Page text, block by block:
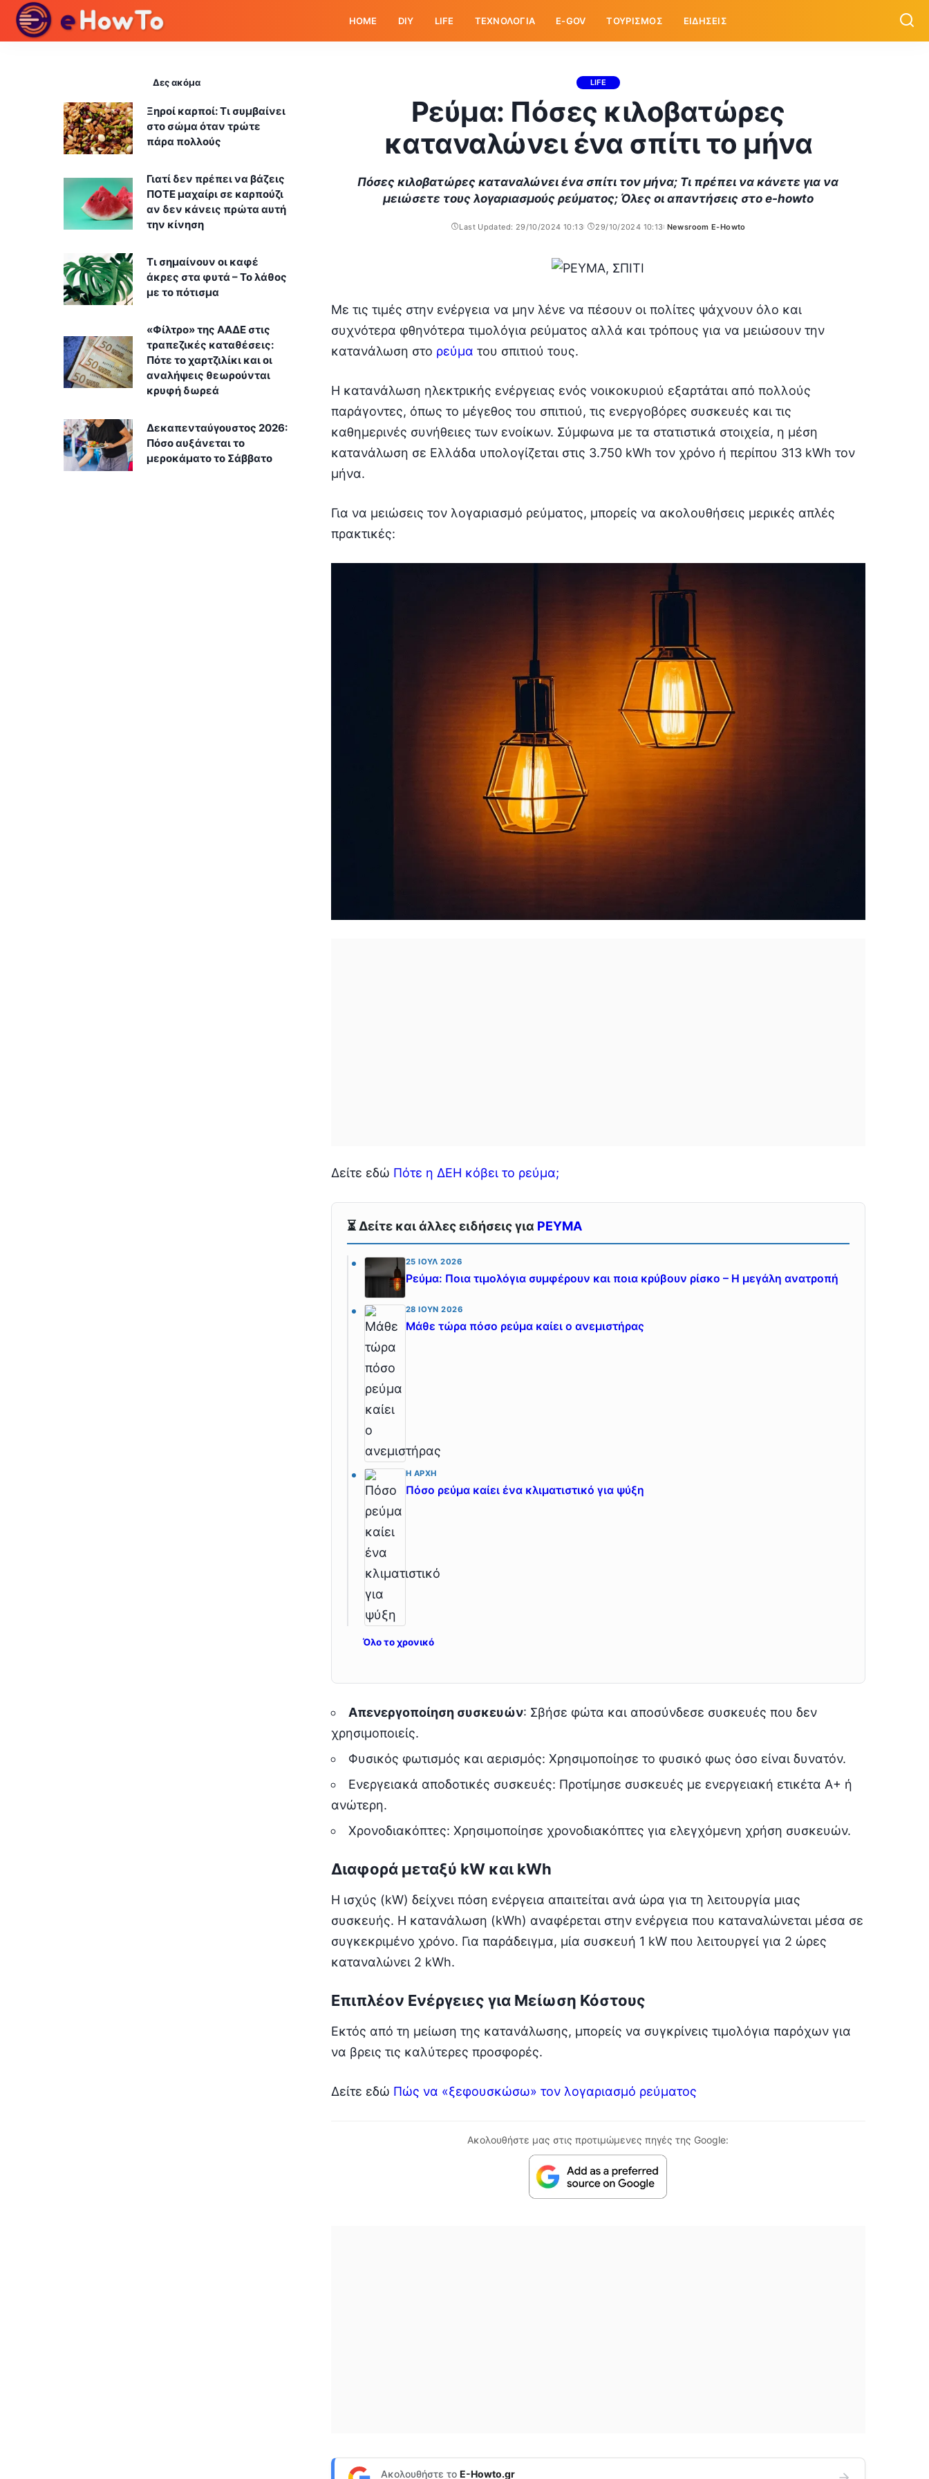
HOME DIY LIFE ΤΕΧΝΟΛΟΓΙΑ E-GOV ΤΟΥΡΙΣΜΟΣ ΕΙΔΗΣΕΙΣ
LIFE
Ρεύμα: Πόσες κιλοβατώρες
καταναλώνει ένα σπίτι το μήνα
Πόσες κιλοβατώρες καταναλώνει ένα σπίτι τον μήνα; Τι πρέπει να κάνετε για να
μειώσετε τους λογαριασμούς ρεύματος; Όλες οι απαντήσεις στο e-howto
Last Updated: 29/10/2024 10:13 29/10/2024 10:13
Posted
Newsroom E-Howto
Με τις τιμές στην ενέργεια να μην λένε να πέσουν οι πολίτες ψάχνουν όλο και
συχνότερα φθηνότερα τιμολόγια ρεύματος αλλά και τρόπους για να μειώσουν την
κατανάλωση στο ρεύμα του σπιτιού τους.
Η κατανάλωση ηλεκτρικής ενέργειας ενός νοικοκυριού εξαρτάται από πολλούς
παράγοντες, όπως το μέγεθος του σπιτιού, τις ενεργοβόρες συσκευές και τις
καθημερινές συνήθειες των ενοίκων. Σύμφωνα με τα στατιστικά στοιχεία, η μέση
κατανάλωση σε Ελλάδα υπολογίζεται στις 3.750 kWh τον χρόνο ή περίπου 313 kWh τον
μήνα.
Για να μειώσεις τον λογαριασμό ρεύματος, μπορείς να ακολουθήσεις μερικές απλές
πρακτικές:
Δείτε εδώ Πότε η ΔΕΗ κόβει το ρεύμα;
⏳ Δείτε και άλλες ειδήσεις για ΡΕΥΜΑ
25 ΙΟΎΛ 2026
Ρεύμα: Ποια τιμολόγια συμφέρουν και ποια κρύβουν ρίσκο – Η μεγάλη ανατροπή
28 ΙΟΎΝ 2026
Μάθε τώρα πόσο ρεύμα καίει ο ανεμιστήρας
Η ΑΡΧΉ
Πόσο ρεύμα καίει ένα κλιματιστικό για ψύξη
Όλο το χρονικό
Απενεργοποίηση συσκευών: Σβήσε φώτα και αποσύνδεσε συσκευές που δεν
χρησιμοποιείς.
Φυσικός φωτισμός και αερισμός: Χρησιμοποίησε το φυσικό φως όσο είναι δυνατόν.
Ενεργειακά αποδοτικές συσκευές: Προτίμησε συσκευές με ενεργειακή ετικέτα Α+ ή
ανώτερη.
Χρονοδιακόπτες: Χρησιμοποίησε χρονοδιακόπτες για ελεγχόμενη χρήση συσκευών.
Διαφορά μεταξύ kW και kWh
Η ισχύς (kW) δείχνει πόση ενέργεια απαιτείται ανά ώρα για τη λειτουργία μιας
συσκευής. Η κατανάλωση (kWh) αναφέρεται στην ενέργεια που καταναλώνεται μέσα σε
συγκεκριμένο χρόνο. Για παράδειγμα, μία συσκευή 1 kW που λειτουργεί για 2 ώρες
καταναλώνει 2 kWh.
Επιπλέον Ενέργειες για Μείωση Κόστους
Εκτός από τη μείωση της κατανάλωσης, μπορείς να συγκρίνεις τιμολόγια παρόχων για
να βρεις τις καλύτερες προσφορές.
Δείτε εδώ Πώς να «ξεφουσκώσω» τον λογαριασμό ρεύματος
Ακολουθήστε μας στις προτιμώμενες πηγές της Google:
Ακολουθήστε το E-Howto.gr
Δες ακόμα
Ξηροί καρποί: Τι συμβαίνει
στο σώμα όταν τρώτε
πάρα πολλούς
Γιατί δεν πρέπει να βάζεις
ΠΟΤΕ μαχαίρι σε καρπούζι
αν δεν κάνεις πρώτα αυτή
την κίνηση
Τι σημαίνουν οι καφέ
άκρες στα φυτά – Το λάθος
με το πότισμα
«Φίλτρο» της ΑΑΔΕ στις
τραπεζικές καταθέσεις:
Πότε το χαρτζιλίκι και οι
αναλήψεις θεωρούνται
κρυφή δωρεά
Δεκαπενταύγουστος 2026:
Πόσο αυξάνεται το
μεροκάματο το Σάββατο